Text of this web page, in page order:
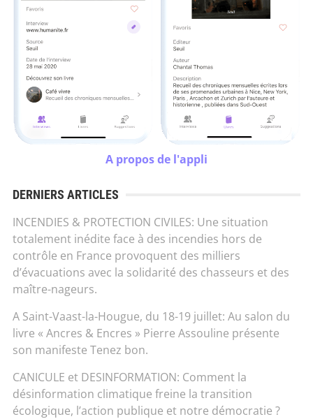
A propos de l'appli
DERNIERS ARTICLES
INCENDIES & PROTECTION CIVILES: Une situation
totalement inédite face à des incendies hors de
contrôle en France provoquent des milliers
d’évacuations avec la solidarité des chasseurs et des
maître-nageurs.
A Saint-Vaast-la-Hougue, du 18-19 juillet: Au salon du
livre « Ancres & Encres » Pierre Assouline présente
son manifeste Tenez bon.
CANICULE et DESINFORMATION: Comment la
désinformation climatique freine la transition
écologique, l’action publique et notre démocratie ?